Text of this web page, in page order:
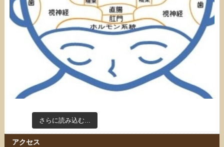
さらに読み込む...
アクセス